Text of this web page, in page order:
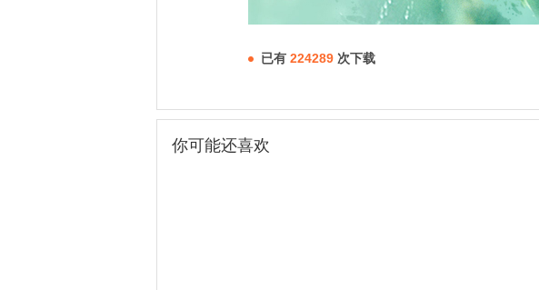
已有 224289 次下载
你可能还喜欢